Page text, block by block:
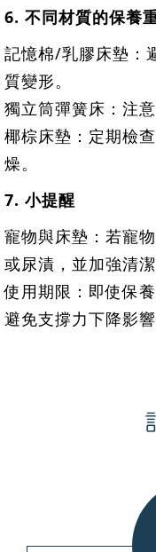
6. 不同材質的保養
記憶棉/乳膠床墊：
質變形。
獨立筒彈簧床：注
椰棕床墊：定期檢
燥。
7. 小提醒
寵物與床墊：若寵
或尿漬，並加強清潔
使用期限：即使保
避免支撐力下降影響